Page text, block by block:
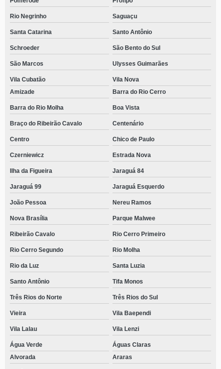
Rio Negrinho Saguaçu
Santa Catarina Santo Antônio
Schroeder São Bento do Sul
São Marcos Ulysses Guimarães
Vila Cubatão
Vila Nova
Amizade
Barra do Rio Cerro
Barra do Rio Molha Boa Vista
Braço do Ribeirão Cavalo Centenário
Centro Chico de Paulo
Czerniewicz Estrada Nova
Ilha da Figueira Jaraguá 84
Jaraguá 99 Jaraguá Esquerdo
João Pessoa Nereu Ramos
Nova Brasília Parque Malwee
Ribeirão Cavalo Rio Cerro Primeiro
Rio Cerro Segundo Rio Molha
Rio da Luz Santa Luzia
Santo Antônio Tifa Monos
Três Rios do Norte Três Rios do Sul
Vieira Vila Baependi
Vila Lalau Vila Lenzi
Água Verde
Águas Claras
Alvorada
Araras